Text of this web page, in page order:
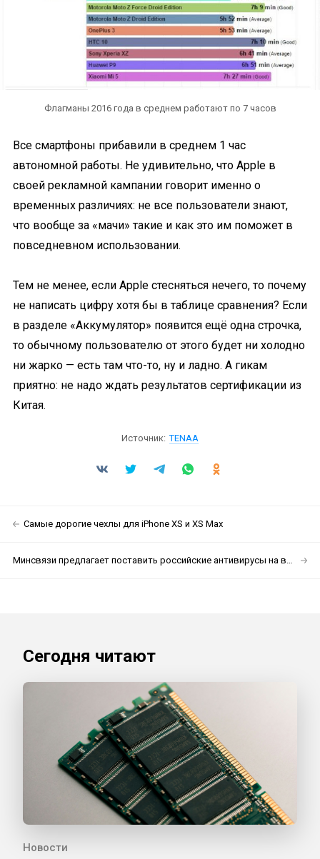
Флагманы 2016 года в среднем работают по 7 часов
Все смартфоны прибавили в среднем 1 час
автономной работы. Не удивительно, что Apple в
своей рекламной кампании говорит именно о
временных различиях: не все пользователи знают,
что вообще за «мачи» такие и как это им поможет в
повседневном использовании.
Тем не менее, если Apple стесняться нечего, то почему
не написать цифру хотя бы в таблице сравнения? Если
в разделе «Аккумулятор» появится ещё одна строчка,
то обычному пользователю от этого будет ни холодно
ни жарко — есть там что-то, ну и ладно. А гикам
приятно: не надо ждать результатов сертификации из
Китая.
Источник: TENAA
Самые дорогие чехлы для iPhone XS и XS Max
Минсвязи предлагает поставить российские антивирусы на все ввозимые компьютеры
Сегодня читают
Новости